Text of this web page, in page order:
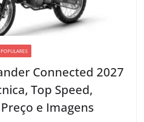
Connected 2027
Top Speed,
e Imagens